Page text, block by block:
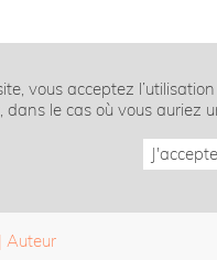
vous acceptez
le cas où vous auriez
J'accepte
Auteur